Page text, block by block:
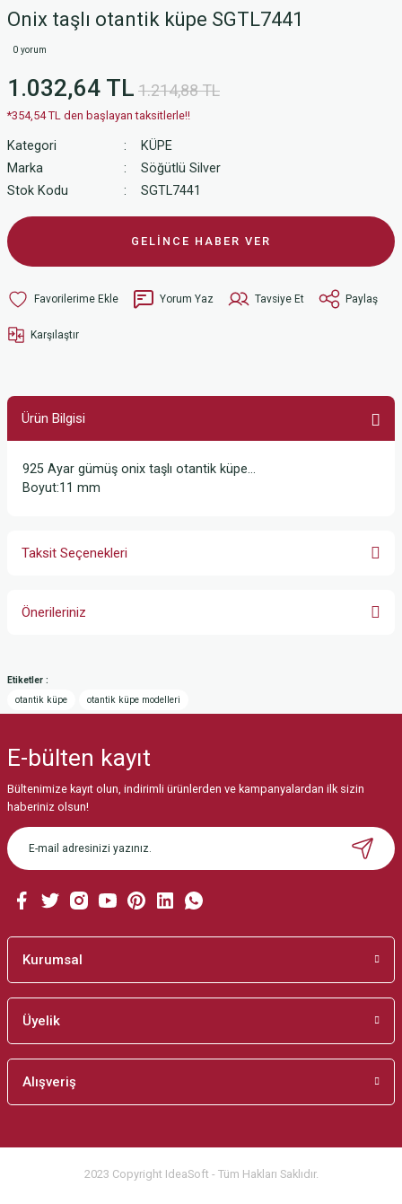
Onix taşlı otantik küpe SGTL7441
0 yorum
1.032,64 TL 1.214,88 TL
*354,54 TL den başlayan taksitlerle!!
Kategori
KÜPE
Marka
Söğütlü Silver
Stok Kodu
SGTL7441
GELİNCE HABER VER
Yorum Yaz Tavsiye Et Paylaş
Karşılaştır
Ürün Bilgisi
925 Ayar gümüş onix taşlı otantik küpe…
Boyut:11 mm
Taksit Seçenekleri
Önerileriniz
yetersiz gördüğünüz noktaları öneri formunu kullanarak tarafımıza
iletebilirsiniz.
Görüş ve önerileriniz için teşekkür ederiz.
Ürün resmi kalitesiz, bozuk veya görüntülenemiyor.
Ürün açıklamasında eksik bilgiler bulunuyor.
Ürün bilgilerinde hatalar bulunuyor.
Etiketler :
otantik küpe
otantik küpe modelleri
E-bülten kayıt
Bültenimize kayıt olun, indirimli ürünlerden ve kampanyalardan ilk sizin
haberiniz olsun!
Kurumsal
Üyelik
Alışveriş
2023 Copyright IdeaSoft - Tüm Hakları Saklıdır.